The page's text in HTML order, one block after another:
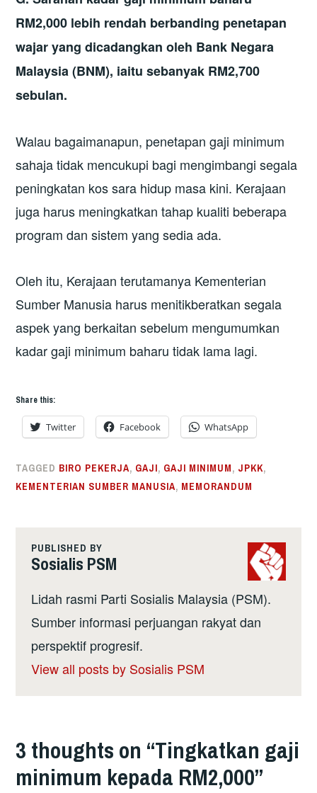
RM2,000 lebih rendah berbanding penetapan
wajar yang dicadangkan oleh Bank Negara
Malaysia (BNM), iaitu sebanyak RM2,700
sebulan.
Walau bagaimanapun, penetapan gaji minimum
sahaja tidak mencukupi bagi mengimbangi segala
peningkatan kos sara hidup masa kini. Kerajaan
juga harus meningkatkan tahap kualiti beberapa
program dan sistem yang sedia ada.
Oleh itu, Kerajaan terutamanya Kementerian
Sumber Manusia harus menitikberatkan segala
aspek yang berkaitan sebelum mengumumkan
kadar gaji minimum baharu tidak lama lagi.
Share this:
Twitter Facebook WhatsApp
TAGGED BIRO PEKERJA, GAJI, GAJI MINIMUM, JPKK,
KEMENTERIAN SUMBER MANUSIA, MEMORANDUM
PUBLISHED BY
Sosialis PSM
Lidah rasmi Parti Sosialis Malaysia (PSM).
Sumber informasi perjuangan rakyat dan
perspektif progresif.
View all posts by Sosialis PSM
3 thoughts on “Tingkatkan gaji
minimum kepada RM2,000”